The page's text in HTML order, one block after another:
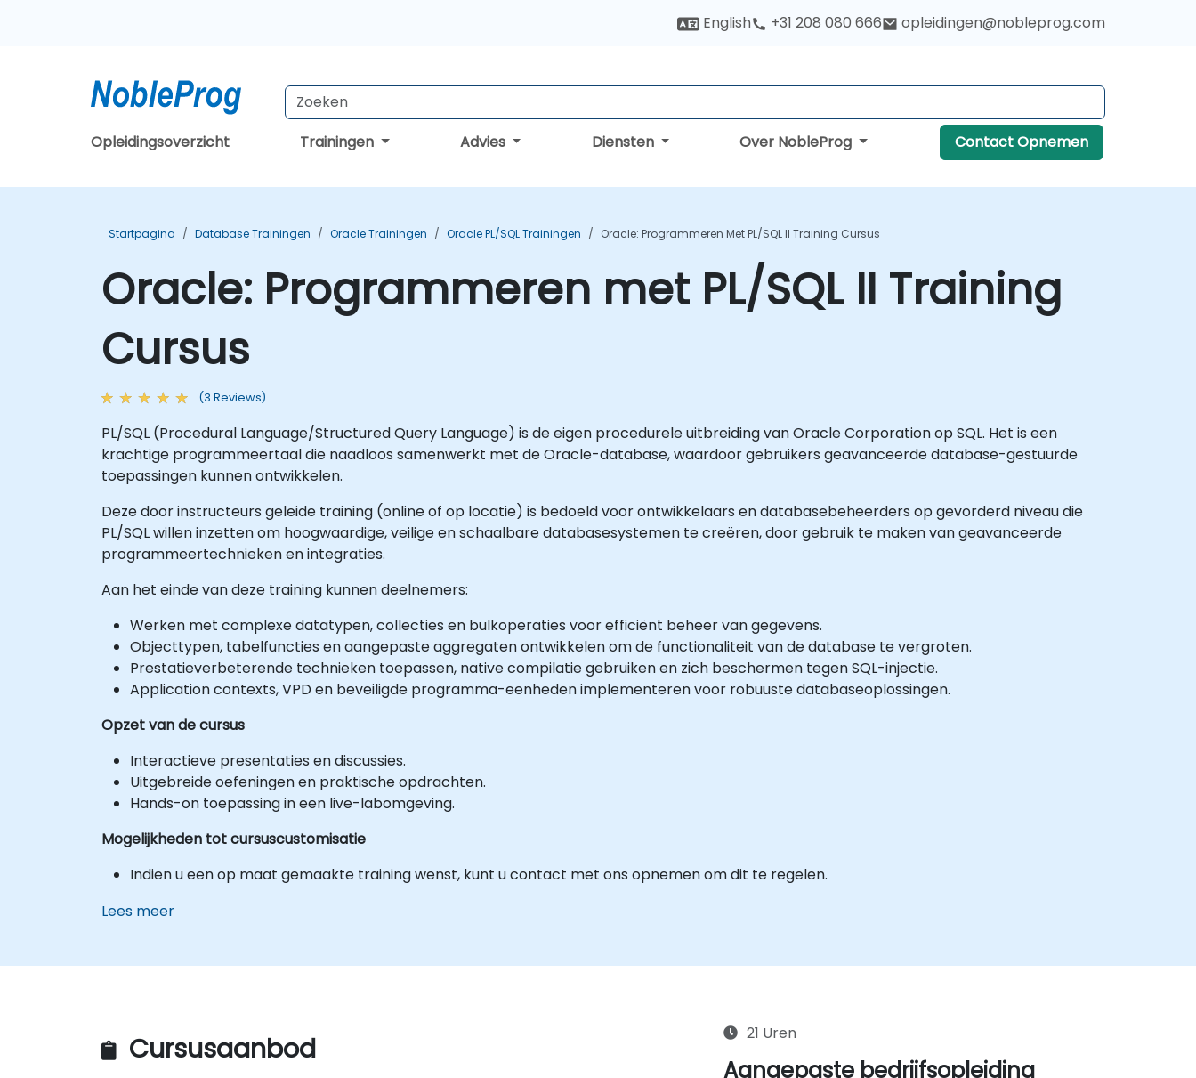
English +31 208 080 666 opleidingen@nobleprog.com
Opleidingsoverzicht Trainingen Advies Diensten Over NobleProg Contact Opnemen
Startpagina Database Trainingen Oracle Trainingen Oracle PL/SQL Trainingen Oracle: Programmeren Met PL/SQL II Training Cursus
Oracle: Programmeren met PL/SQL II Training
Cursus
(3 Reviews)
PL/SQL (Procedural Language/Structured Query Language) is de eigen procedurele uitbreiding van Oracle Corporation op SQL. Het is een
krachtige programmeertaal die naadloos samenwerkt met de Oracle-database, waardoor gebruikers geavanceerde database-gestuurde
toepassingen kunnen ontwikkelen.
Deze door instructeurs geleide training (online of op locatie) is bedoeld voor ontwikkelaars en databasebeheerders op gevorderd niveau die
PL/SQL willen inzetten om hoogwaardige, veilige en schaalbare databasesystemen te creëren, door gebruik te maken van geavanceerde
programmeertechnieken en integraties.
Aan het einde van deze training kunnen deelnemers:
Werken met complexe datatypen, collecties en bulkoperaties voor efficiënt beheer van gegevens.
Objecttypen, tabelfuncties en aangepaste aggregaten ontwikkelen om de functionaliteit van de database te vergroten.
Prestatieverbeterende technieken toepassen, native compilatie gebruiken en zich beschermen tegen SQL-injectie.
Application contexts, VPD en beveiligde programma-eenheden implementeren voor robuuste databaseoplossingen.
Opzet van de cursus
Interactieve presentaties en discussies.
Uitgebreide oefeningen en praktische opdrachten.
Hands-on toepassing in een live-labomgeving.
Mogelijkheden tot cursuscustomisatie
Indien u een op maat gemaakte training wenst, kunt u contact met ons opnemen om dit te regelen.
Lees meer
Cursusaanbod 21 Uren
Aangepaste bedrijfsopleiding